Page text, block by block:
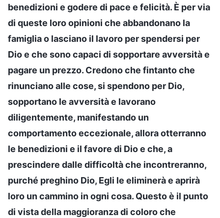
benedizioni e godere di pace e felicità. È per via
di queste loro opinioni che abbandonano la
famiglia o lasciano il lavoro per spendersi per
Dio e che sono capaci di sopportare avversità e
pagare un prezzo. Credono che fintanto che
rinunciano alle cose, si spendono per Dio,
sopportano le avversità e lavorano
diligentemente, manifestando un
comportamento eccezionale, allora otterranno
le benedizioni e il favore di Dio e che, a
prescindere dalle difficoltà che incontreranno,
purché preghino Dio, Egli le eliminerà e aprirà
loro un cammino in ogni cosa. Questo è il punto
di vista della maggioranza di coloro che